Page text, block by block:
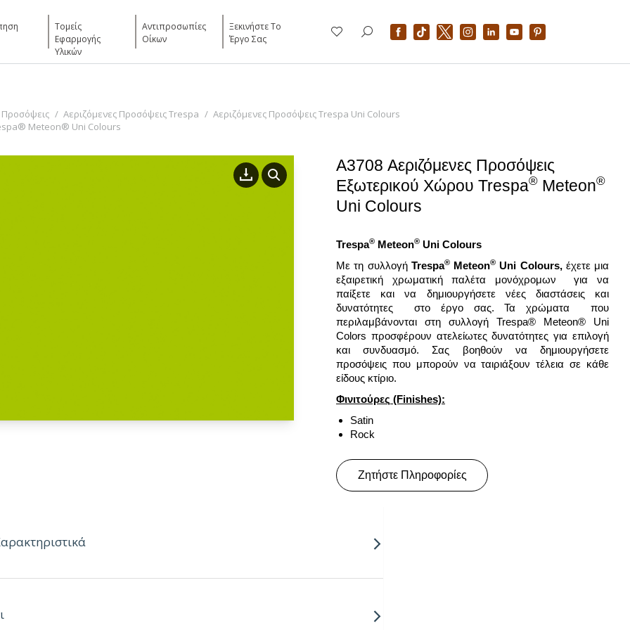
Τομείς
Εφαρμογής
Υλικών
Αντιπροσωπίες
Οίκων
Ξεκινήστε Το
Έργο Σας
Προσόψεις Αεριζόμενες Προσόψεις Trespa
Αεριζόμενες Προσόψεις Trespa Uni Colours
Meteon® Uni Colours
A3708 Αεριζόμενες Προσόψεις
Εξωτερικού Χώρου Trespa® Meteon®
Uni Colours
Trespa® Meteon® Uni Colours
Με τη συλλογή Trespa®Meteon® Uni Colours,έχετε μια
εξαιρετική χρωματική παλέτα μονόχρομων για να
παίξετε και να δημιουργήσετε νέες διαστάσεις και
δυνατότητες στο έργο σας. Τα χρώματα που
περιλαμβάνονται στη συλλογή Trespa® Meteon® Uni
Colors προσφέρουν ατελείωτες δυνατότητες για επιλογή
και συνδυασμό. Σας βοηθούν να δημιουργήσετε
προσόψεις που μπορούν να ταιριάξουν τέλεια σε κάθε
είδους κτίριο.
Φινιτούρες (Finishes):
Satin
Rock
Ζητήστε Πληροφορίες